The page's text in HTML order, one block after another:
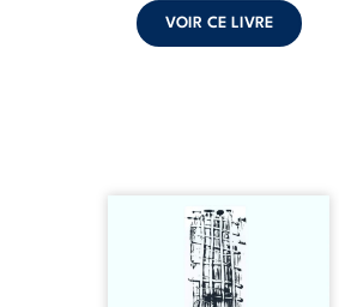
VOIR CE LIVRE
Sommes-nous vraiment libres
si chacun de nos actes s’inscrit
dans une chaîne de causes ? À
travers une confrontation
entre les pensées d’Emmanuel